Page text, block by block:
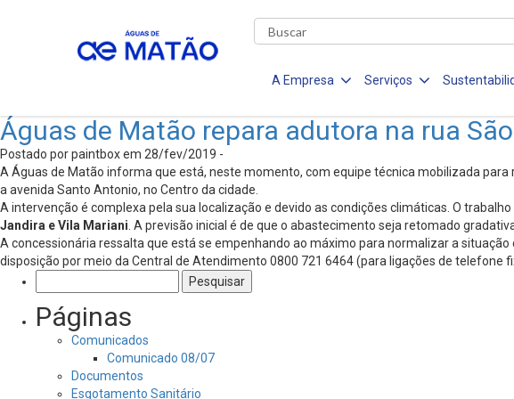
A Empresa Serviços
Águas de Matão repara adutora na rua
Postado por paintbox em 28/fev/2019 -
A Águas de Matão informa que está, neste momento, com equipe técnica mobilizada
a avenida Santo Antonio, no Centro da cidade.
A intervenção é complexa pela sua localização e devido as condições climáticas. O
Jandira e Vila Mariani . A previsão inicial é de que o abastecimento seja retomado
A concessionária ressalta que está se empenhando ao máximo para normalizar a
disposição por meio da Central de Atendimento 0800 721 6464 (para ligações de
por:
Páginas
Comunicados
Comunicado 08/07
Documentos
Esgotamento Sanitário